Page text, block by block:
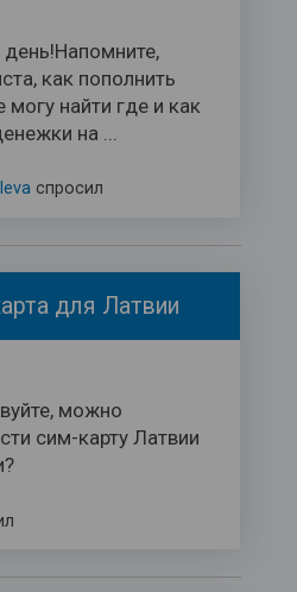
как пополнить
могу найти где и как
на ...
спросил
для Латвии
можно
сим-карту Латвии